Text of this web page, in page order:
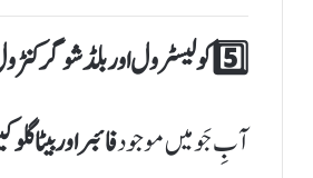
5️⃣ کولیسٹرول اور بلڈ شوگر کنٹرول
آبِ جَو میں موجودفائبر اور بیٹا